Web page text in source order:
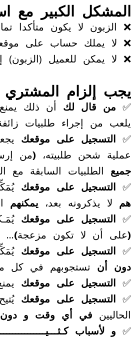
المشكل الكبير مع
❌ الزبون لا يكون متأكدا
❌ لا يملك حساب على
❌ لا يمكن للعميل
يجب إلزام
✅ من قال لك أن ذلك
يلعب من إجراء طلبيات
✅ التسجيل على موقعك
عملية شحن طلبيته، (من
جميع الطلبيات السابقة مع
✅ التسجيل على موقعك
هم لا يذكرونه بعد، يمكنهم
✅ التسجيل على موقعك
(على أن لا تكون مزعجة)
…
✅ التسجيل على موقعك
دون أن تستجوبهم في كل
✅ التسجيل على موقعك
✅ التسجيل على موقعك
الحاليين في أي وقت و دون
✅ و لأسباب